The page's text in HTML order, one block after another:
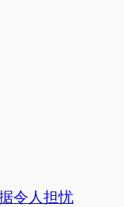
令人担忧